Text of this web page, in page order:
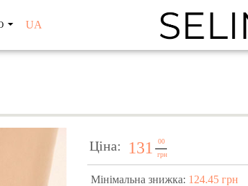
UA
Ціна: 131
00
грн
Мінімальна знижка: 124.45 грн